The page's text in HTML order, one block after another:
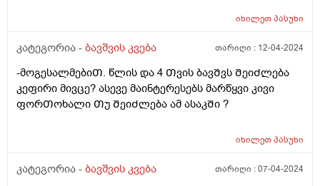
იხილეთპასუხი
კატეგორია - ბავშვის კვება თარიღი : 12-04-2024
-მოგესალმებიᲗ. წლის და 4 Თვის ბავᲨვს ᲨეიᲫლება
კეფირი მივცე? ასევე მაინტერესებს მარწყვი კივი
ფორᲗოხალი Თუ ᲨეიᲫლება ამ ასაკᲨი ?
იხილეთპასუხი
კატეგორია - ბავშვის კვება თარიღი :07-04-2024